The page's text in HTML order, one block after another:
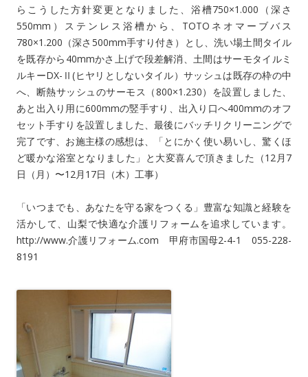
らこうした方針変更となりました、浴槽750×1.000（深さ
550mm）ステンレス浴槽から、TOTOネオマーブバス
780×1.200（深さ500mm手すり付き）とし、洗い場土間タイル
を既存から40mmかさ上げで段差解消、土間はサーモタイルミ
ルキーDX-Ⅱ(ヒヤリとしないタイル）サッシュは既存の枠の中
へ、断熱サッシュのサーモス（800×1.230）を設置しました、
あと出入り用に600mmの竪手すり、出入り口へ400mmのオフ
セット手すりを設置しました、最後にバッチリクリーニングで
完了です、お施主様の感想は、「とにかく使い易いし、驚くほ
ど暖かな浴室となりました」と大変喜んで頂きました（12月7
日（月）〜12月17日（木）工事）
「いつまでも、あなたを守る家をつくる」豊富な知識と経験を
活かして、山梨で快適な介護リフォームを追求しています。
http://www.介護リフォーム.com 甲府市国母2-4-1 055-228-
8191